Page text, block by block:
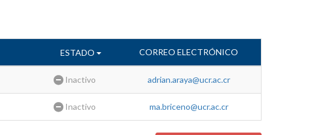
ESTADO CORREO ELECTRÓNICO
Inactivo adrian.araya@ucr.ac.cr
Inactivo ma.briceno@ucr.ac.cr